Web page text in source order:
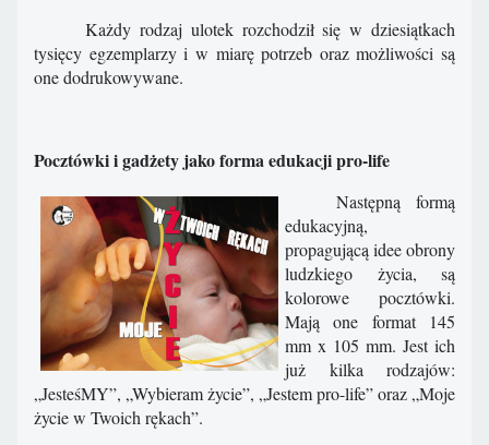
Każdy rodzaj ulotek rozchodził się w dziesiątkach
tysięcy egzemplarzy i w miarę potrzeb oraz możliwości są
one dodrukowywane.
Pocztówki i gadżety jako forma edukacji pro-life
Następną formą
edukacyjną,
propagującą idee obrony
ludzkiego życia, są
kolorowe pocztówki.
Mają one format 145
mm x 105 mm. Jest ich
już kilka rodzajów:
„JesteśMY”, „Wybieram życie”, „Jestem pro-life” oraz „Moje
życie w Twoich rękach”.